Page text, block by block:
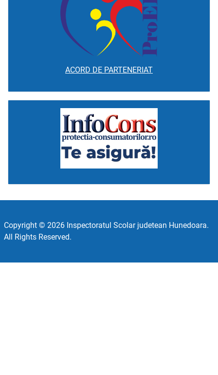
ACORD DE PARTENERIAT
Copyright © 2026 Inspectoratul Scolar judetean Hunedoara.
All Rights Reserved.